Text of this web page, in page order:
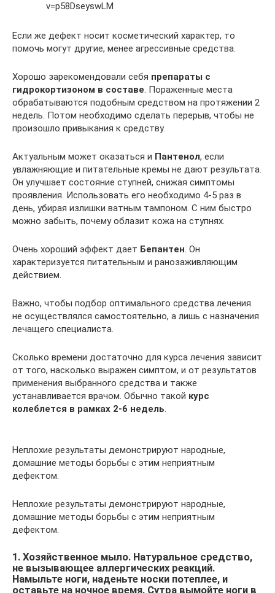
v=p58DseyswLM
Если же дефект носит косметический характер, то
помочь могут другие, менее агрессивные средства.
Хорошо зарекомендовали себя препараты с
гидрокортизоном в составе. Пораженные места
обрабатываются подобным средством на протяжении 2
недель. Потом необходимо сделать перерыв, чтобы не
произошло привыкания к средству.
Актуальным может оказаться и Пантенол, если
увлажняющие и питательные кремы не дают результата.
Он улучшает состояние ступней, снижая симптомы
проявления. Использовать его необходимо 4-5 раз в
день, убирая излишки ватным тампоном. С ним быстро
можно забыть, почему облазит кожа на ступнях.
Очень хороший эффект дает Бепантен. Он
характеризуется питательным и ранозаживляющим
действием.
Важно, чтобы подбор оптимального средства лечения
не осуществлялся самостоятельно, а лишь с назначения
лечащего специалиста.
Сколько времени достаточно для курса лечения зависит
от того, насколько выражен симптом, и от результатов
применения выбранного средства и также
устанавливается врачом. Обычно такой курс
колеблется в рамках 2-6 недель.
Неплохие результаты демонстрируют народные,
домашние методы борьбы с этим неприятным
дефектом.
Неплохие результаты демонстрируют народные,
домашние методы борьбы с этим неприятным
дефектом.
1. Хозяйственное мыло. Натуральное средство,
не вызывающее аллергических реакций.
Намыльте ноги, наденьте носки потеплее, и
оставьте на ночное время. Сутра вымойте ноги в